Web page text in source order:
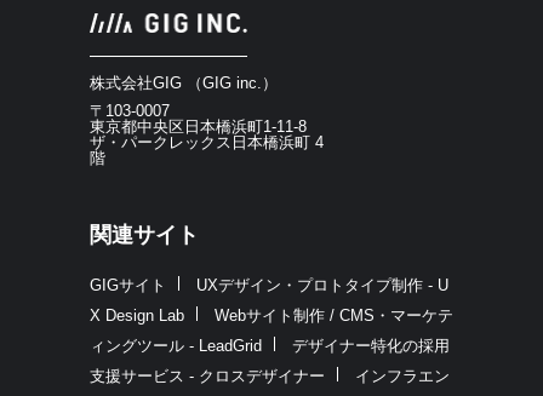
株式会社GIG （GIG inc.）
〒103-0007
東京都中央区日本橋浜町1-11-8
ザ・パークレックス日本橋浜町 4
階
関連サイト
GIGサイト
UXデザイン・プロトタイプ制作 - U
X Design Lab
Webサイト制作 / CMS・マーケテ
ィングツール - LeadGrid
デザイナー特化の採用
支援サービス - クロスデザイナー
インフラエン